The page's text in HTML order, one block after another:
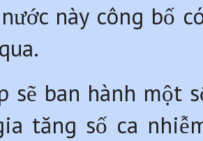
này công bố
sẽ ban hành một
tăng số ca